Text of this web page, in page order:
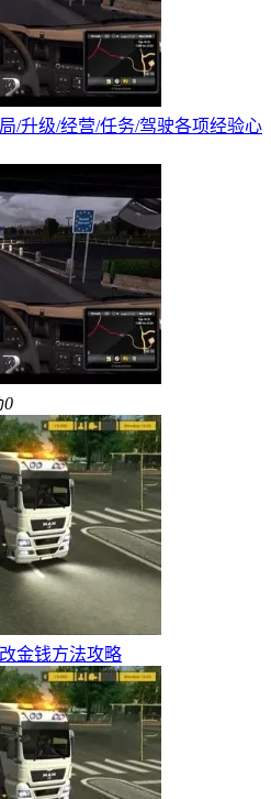
/升级/经营/任务/驾驶各项经验心
0
金钱方法攻略